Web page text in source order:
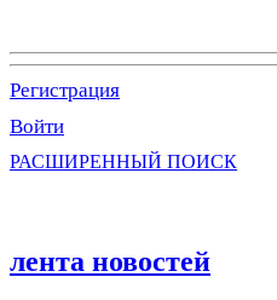
Регистрация
Войти
РАСШИРЕННЫЙ ПОИСК
лента новостей